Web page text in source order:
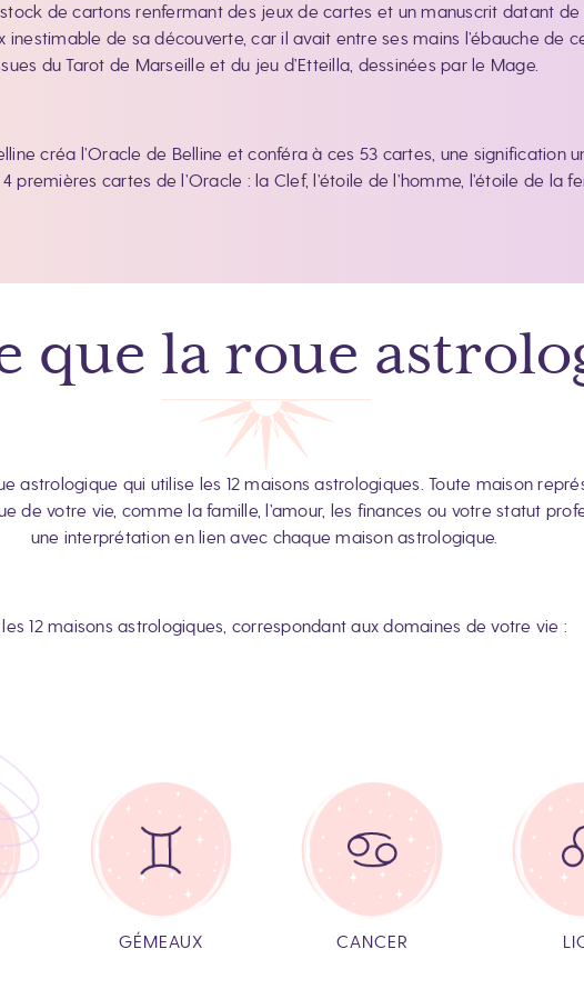
de cartons renfermant des jeux de cartes et un manuscrit datant de
de sa découverte, car il avait entre ses mains l’ébauche de
du Tarot de Marseille et du jeu d’Etteilla, dessinées par le Mage.
créa l’Oracle de Belline et conféra à ces 53 cartes, une signification
premières cartes de l’Oracle : la Clef, l’étoile de l’homme, l’étoile de la
que la roue
astrologique qui utilise les 12 maisons astrologiques. Toute maison
de votre vie, comme la famille, l’amour, les finances ou votre statut
une interprétation en lien avec chaque maison astrologique.
12 maisons astrologiques, correspondant aux domaines de votre vie :
GÉMEAUX CANCER